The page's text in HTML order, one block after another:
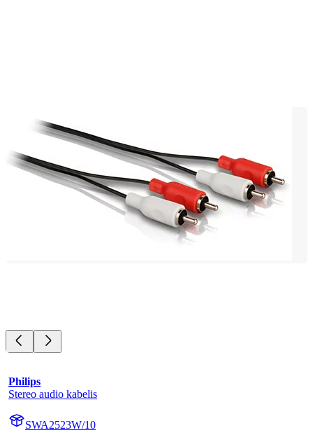
Philips
Stereo audio kabelis
SWA2523W/10